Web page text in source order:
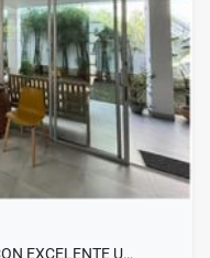
EXCELENTE U…